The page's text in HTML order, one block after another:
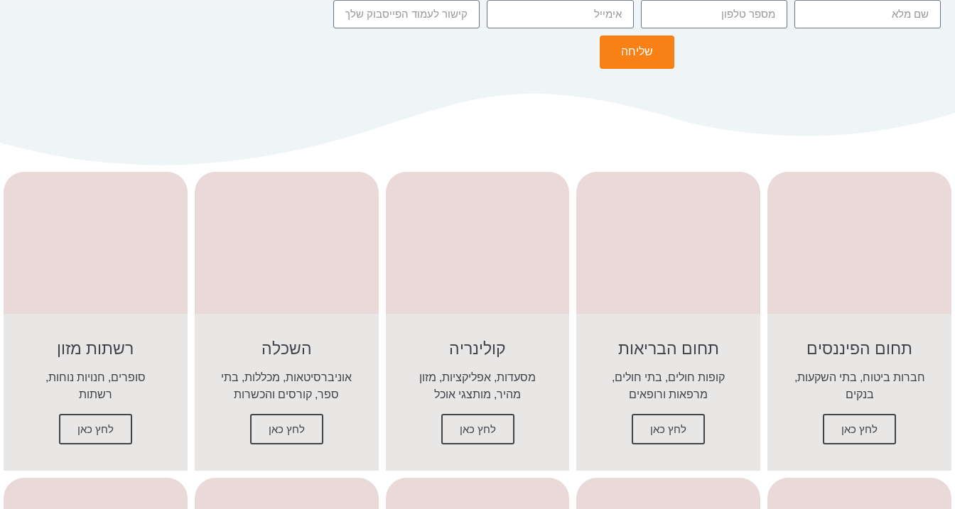
שליחה
תחום הפיננסים
חברות ביטוח, בתי השקעות,
בנקים
לחץ כאן
תחום הבריאות
קופות חולים, בתי חולים,
מרפאות ורופאים
לחץ כאן
קולינריה
מסעדות, אפליקציות, מזון
מהיר, מותצגי אוכל
לחץ כאן
השכלה
אוניברסיטאות, מכללות, בתי
ספר, קורסים והכשרות
לחץ כאן
רשתות מזון
סופרים, חנויות נוחות,
רשתות
לחץ כאן